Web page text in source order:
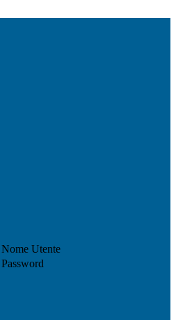
Nome Utente
Password